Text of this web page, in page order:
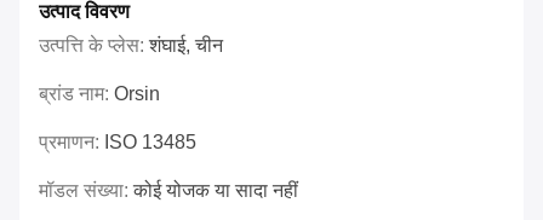
उत्पाद विवरण
उत्पत्ति के प्लेस:शंघाई, चीन
ब्रांड नाम: Orsin
प्रमाणन: ISO 13485
मॉडल संख्या:कोई योजक या सादा नहीं